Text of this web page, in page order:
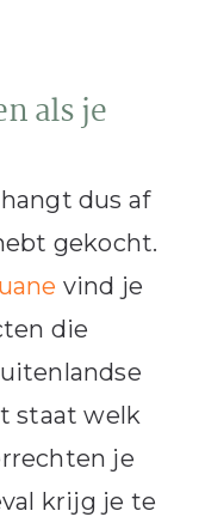
als je
dus af
gekocht.
vind je
die
staat welk
je
krijg je te